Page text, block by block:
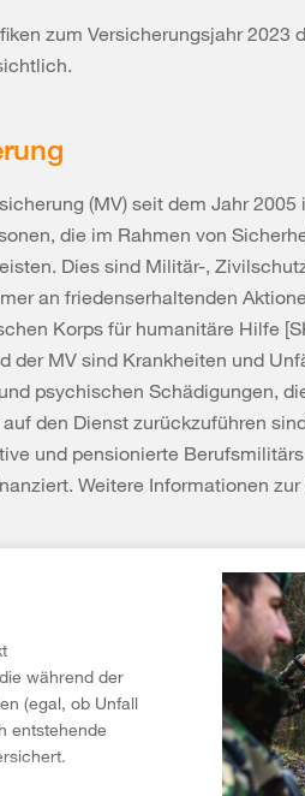
zum Versicherungsjahr 2023
(MV) seit dem Jahr 2005
die im Rahmen von
Dies sind Militär-,
an friedenserhaltenden
Korps für humanitäre Hilfe
der MV sind Krankheiten und
psychischen Schädigungen,
den Dienst zurückzuführen
und pensionierte
Weitere Informationen
während der
(egal, ob Unfall
entstehende